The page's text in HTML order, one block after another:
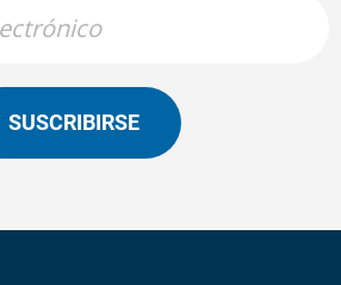
SUSCRIBIRSE